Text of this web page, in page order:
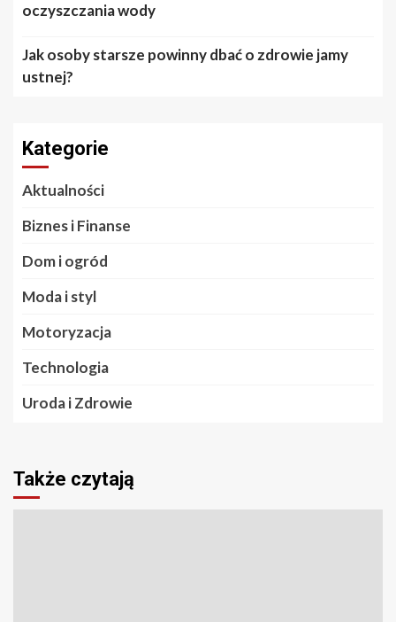
oczyszczania wody
Jak osoby starsze powinny dbać o zdrowie jamy
ustnej?
Kategorie
Aktualności
Biznes i Finanse
Dom i ogród
Moda i styl
Motoryzacja
Technologia
Uroda i Zdrowie
Także czytają